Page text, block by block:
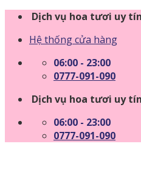
Skip
content
Dịch vụ hoa tươi uy
Hệ thống cửa hàng
06:00 - 23:00
0777-091-090
Dịch vụ hoa tươi uy
06:00 - 23:00
0777-091-090